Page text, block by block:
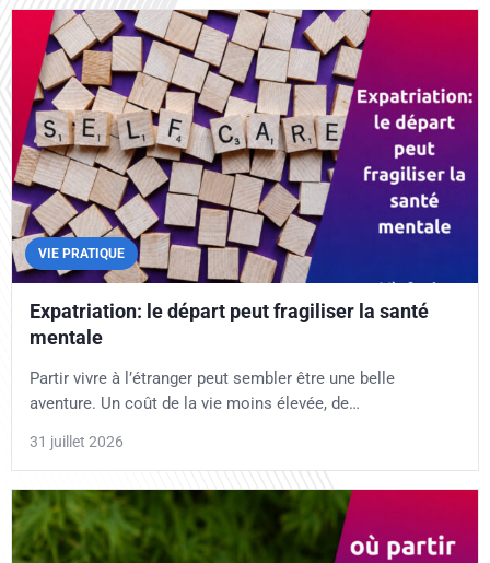
VIE PRATIQUE
Expatriation: le départ peut fragiliser la santé
mentale
Partir vivre à l’étranger peut sembler être une belle
aventure. Un coût de la vie moins élevée, de…
31 juillet 2026